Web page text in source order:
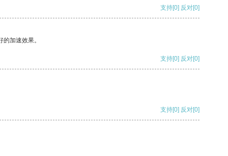
支持[0] 反对[0]
加速效果。
支持[0] 反对[0]
支持[0] 反对[0]